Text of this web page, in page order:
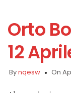
Orto
12
Bynqesw On